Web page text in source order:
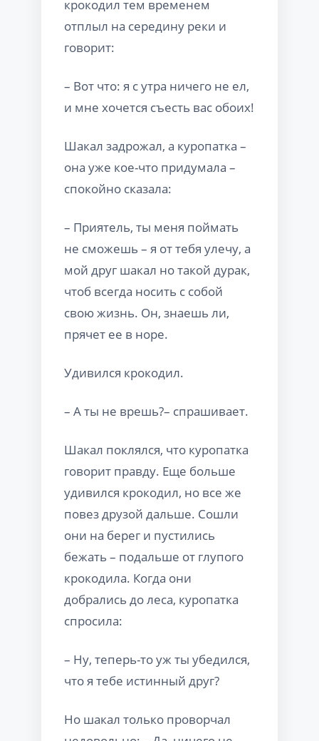
крокодил тем временем
отплыл на середину реки и
говорит:
– Вот что: я с утра ничего не ел,
и мне хочется съесть вас обоих!
Шакал задрожал, а куропатка –
она уже кое-что придумала –
спокойно сказала:
– Приятель, ты меня поймать
не сможешь – я от тебя улечу, а
мой друг шакал но такой дурак,
чтоб всегда носить с собой
свою жизнь. Он, знаешь ли,
прячет ее в норе.
Удивился крокодил.
– А ты не врешь?– спрашивает.
Шакал поклялся, что куропатка
говорит правду. Еще больше
удивился крокодил, но все же
повез друзой дальше. Сошли
они на берег и пустились
бежать – подальше от глупого
крокодила. Когда они
добрались до леса, куропатка
спросила:
– Ну, теперь-то уж ты убедился,
что я тебе истинный друг?
Но шакал только проворчал